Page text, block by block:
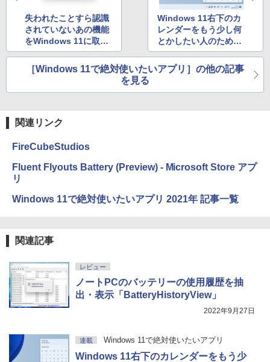
￥31,980
11インチカラーディスプレイ、64GBスト
レージ、ノート機能搭載、明るさ自動調
整、色調調節ライト、プレミアムペン付
失われたことすら認識
されていないあの機能
をWindows 11に取り
戻す「野心的」アプリ
Windows 11右下のカ
レンダーをもう少し何
とかしたい人のための
「Calendar Flyout」
［Windows 11で絶対使いたいアプリ］の他の記事
を見る
関連リンク
FireCubeStudios
Fluent Flyouts Battery (Preview) - Microsoft Store アプ
リ
Windows 11で絶対使いたいアプリ 2021年 記事一覧
関連記事
レビュー
ノートPCのバッテリーの使用履歴を抽
出・表示「BatteryHistoryView」
2022年9月27日
連載 Windows 11で絶対使いたいアプリ
Windows 11右下のカレンダーをもう少